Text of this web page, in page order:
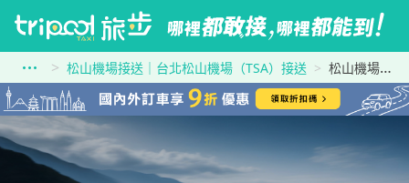
松山機場接送｜台北松山機場（TSA）接送 松山機場到台北凱達大飯店